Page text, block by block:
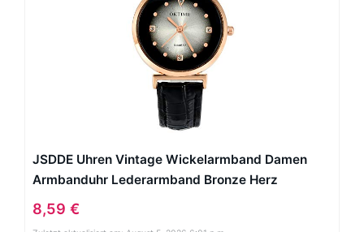
JSDDE Uhren Vintage Wickelarmband Damen
Armbanduhr Lederarmband Bronze Herz
Anhänger Holzperlen Analog Quarz Uhr,
Dunkelbraun
8,59 €